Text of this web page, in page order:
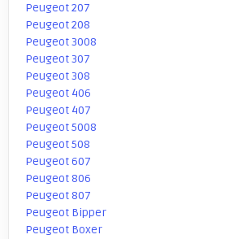
Peugeot 207
Peugeot 208
Peugeot 3008
Peugeot 307
Peugeot 308
Peugeot 406
Peugeot 407
Peugeot 5008
Peugeot 508
Peugeot 607
Peugeot 806
Peugeot 807
Peugeot Bipper
Peugeot Boxer